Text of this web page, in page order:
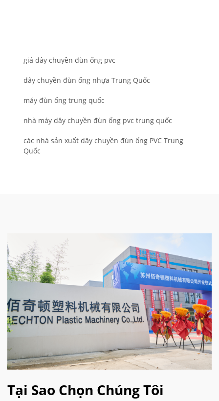
giá dây chuyền đùn ống pvc
dây chuyền đùn ống nhựa Trung Quốc
máy đùn ống trung quốc
nhà máy dây chuyền đùn ống pvc trung quốc
các nhà sản xuất dây chuyền đùn ống PVC Trung
Quốc
Tại Sao Chọn Chúng Tôi